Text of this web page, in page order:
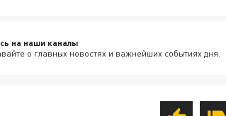
на наши каналы
о главных новостях и важнейших событиях дня.